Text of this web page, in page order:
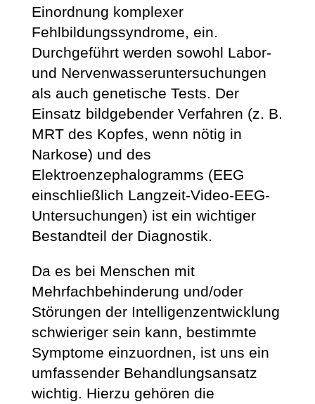
Einordnung komplexer
Fehlbildungssyndrome, ein.
Durchgeführt werden sowohl Labor-
und Nervenwasseruntersuchungen
als auch genetische Tests. Der
Einsatz bildgebender Verfahren (z. B.
MRT des Kopfes, wenn nötig in
Narkose) und des
Elektroenzephalogramms (EEG
einschließlich Langzeit-Video-EEG-
Untersuchungen) ist ein wichtiger
Bestandteil der Diagnostik.
Da es bei Menschen mit
Mehrfachbehinderung und/oder
Störungen der Intelligenzentwicklung
schwieriger sein kann, bestimmte
Symptome einzuordnen, ist uns ein
umfassender Behandlungsansatz
wichtig. Hierzu gehören die